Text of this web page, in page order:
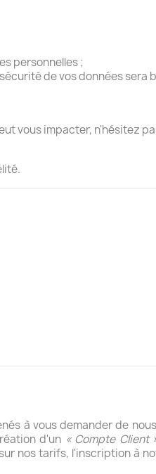
personnelles ;
de vos données sera
vous impacter, n'hésitez
à vous demander de
d'un « Compte Client
nos tarifs, l'inscription à